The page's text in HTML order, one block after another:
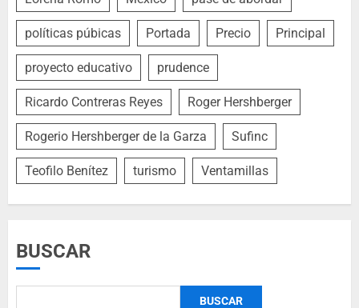
políticas púbicas Portada Precio Principal
proyecto educativo prudence
Ricardo Contreras Reyes Roger Hershberger
Rogerio Hershberger de la Garza Sufinc
Teofilo Benítez turismo Ventamillas
BUSCAR
BUSCAR